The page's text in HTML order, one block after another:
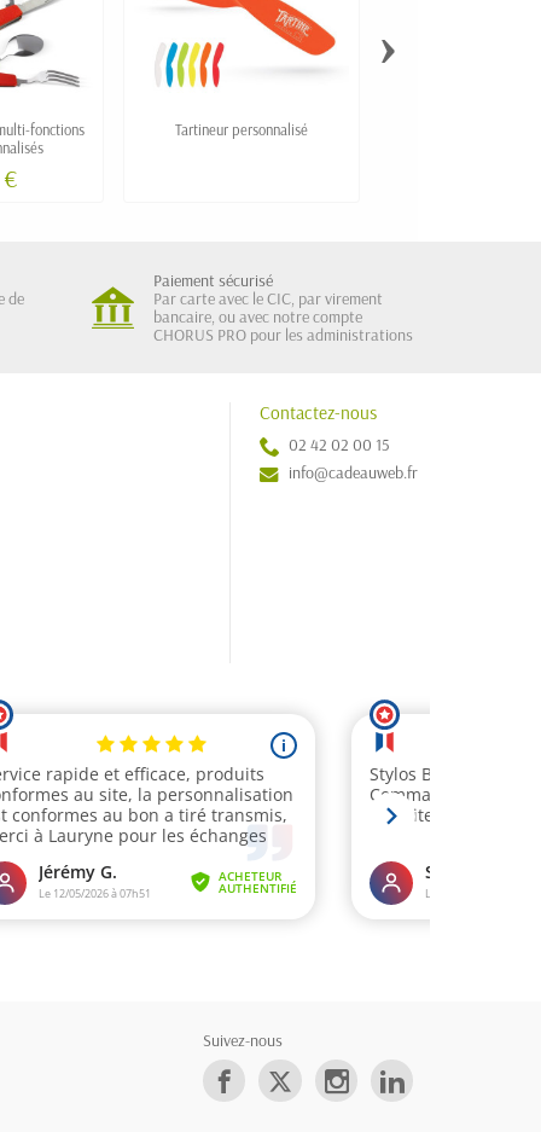
fonctions
Tartineur personnalisé
›
de
Paiement sécurisé
Par carte avec le CIC, par virement
bancaire, ou avec notre compte
CHORUS PRO pour les administrations
Contactez-nous
02 42 02 00 15
info@cadeauweb.fr
Suivez-nous